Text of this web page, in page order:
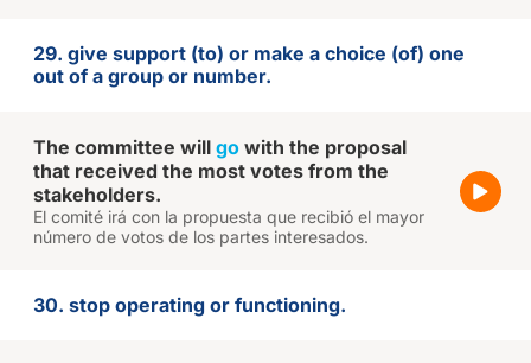
29. give support (to) or make a choice (of) one
out of a group or number.
The committee will go with the proposal
that received the most votes from the
stakeholders.
El comité irá con la propuesta que recibió el mayor
número de votos de los partes interesados.
30. stop operating or functioning.